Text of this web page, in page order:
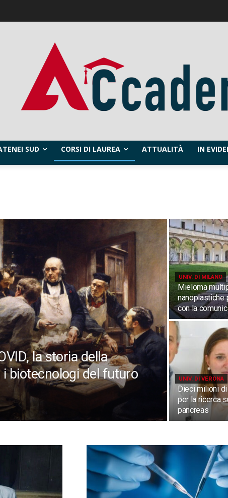
SUD CORSI DI LAUREA ATTUALITÀ IN
la storia della
biotecnologi del futuro
UNIV. DI MILANO
Mieloma
nanoplastiche
con la
UNIV. DI VERONA
Dieci milioni di
per la ricerca
pancreas